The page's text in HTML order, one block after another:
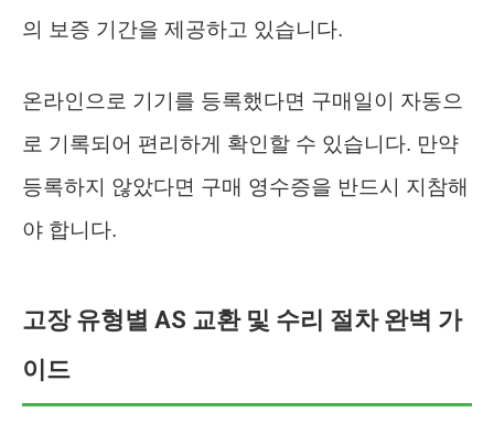
의 보증 기간을 제공하고 있습니다.
온라인으로 기기를 등록했다면 구매일이 자동으
로 기록되어 편리하게 확인할 수 있습니다. 만약
등록하지 않았다면 구매 영수증을 반드시 지참해
야 합니다.
고장 유형별 AS 교환 및 수리 절차 완벽 가
이드